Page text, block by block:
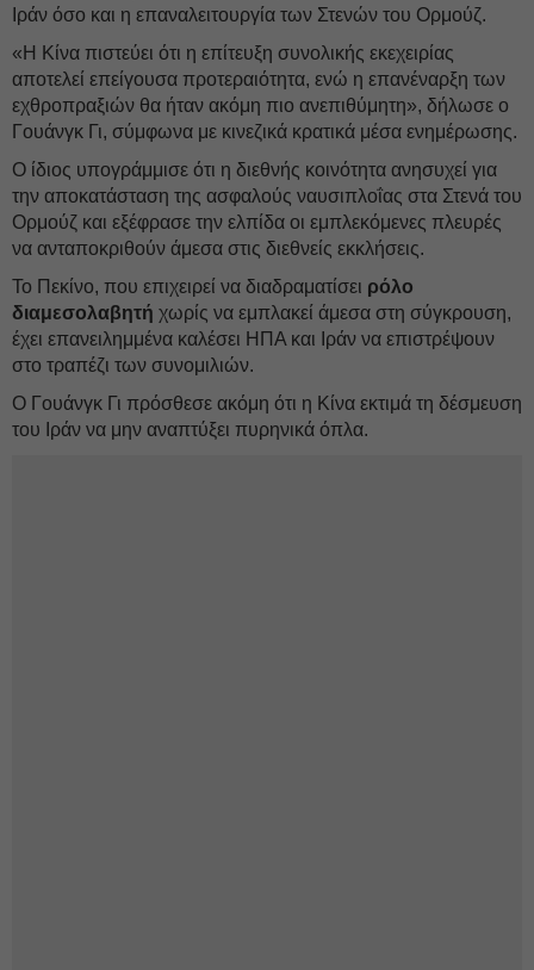
Ιράν όσο και η επαναλειτουργία των Στενών του Ορμούζ.
«Η Κίνα πιστεύει ότι η επίτευξη συνολικής εκεχειρίας
αποτελεί επείγουσα προτεραιότητα, ενώ η επανέναρξη των
εχθροπραξιών θα ήταν ακόμη πιο ανεπιθύμητη», δήλωσε ο
Γουάνγκ Γι, σύμφωνα με κινεζικά κρατικά μέσα ενημέρωσης.
Ο ίδιος υπογράμμισε ότι η διεθνής κοινότητα ανησυχεί για
την αποκατάσταση της ασφαλούς ναυσιπλοΐας στα Στενά του
Ορμούζ και εξέφρασε την ελπίδα οι εμπλεκόμενες πλευρές
να ανταποκριθούν άμεσα στις διεθνείς εκκλήσεις.
Το Πεκίνο, που επιχειρεί να διαδραματίσει ρόλο
διαμεσολαβητή χωρίς να εμπλακεί άμεσα στη σύγκρουση,
έχει επανειλημμένα καλέσει ΗΠΑ και Ιράν να επιστρέψουν
στο τραπέζι των συνομιλιών.
Ο Γουάνγκ Γι πρόσθεσε ακόμη ότι η Κίνα εκτιμά τη δέσμευση
του Ιράν να μην αναπτύξει πυρηνικά όπλα.